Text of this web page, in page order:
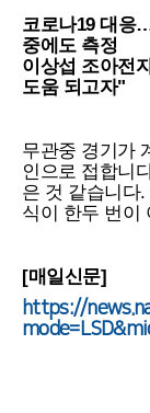
코로나19 대응
중에도 측정
이상섭 조아전
도움 되고자"
무관중 경기가
인으로 접합니
은 것 같습니다
식이 한두 번이
[매일신문]
https://